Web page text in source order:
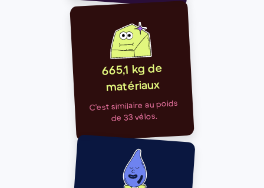
665,1 kg de
matériaux
C’est similaire au poids
de 33 vélos.